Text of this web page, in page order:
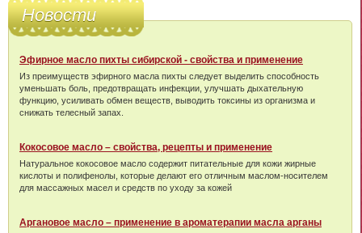
Новости
Эфирное масло пихты сибирской - свойства и применение
Из преимуществ эфирного масла пихты следует выделить способность
уменьшать боль, предотвращать инфекции, улучшать дыхательную
функцию, усиливать обмен веществ, выводить токсины из организма и
снижать телесный запах.
Кокосовое масло – свойства, рецепты и применение
Натуральное кокосовое масло содержит питательные для кожи жирные
кислоты и полифенолы, которые делают его отличным маслом-носителем
для массажных масел и средств по уходу за кожей
Аргановое масло – применение в ароматерапии масла арганы